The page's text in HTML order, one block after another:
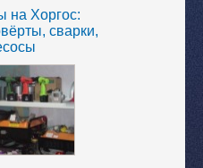
на Хоргос:
сварки,